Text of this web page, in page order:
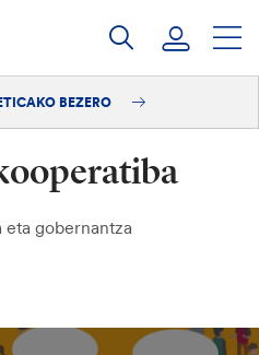
BEZERO
eta gobernantza